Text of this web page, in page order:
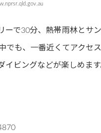
ーで30分、熱帯雨林とサ
でも、一番近くてアクセ
ビングなどが楽しめます